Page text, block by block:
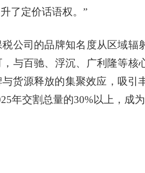
了定价话语权。”
司的品牌知名度从区域辐
与百驰、浮沉、广利隆等
货源释放的集聚效应，吸
年交割总量的30%以上，成